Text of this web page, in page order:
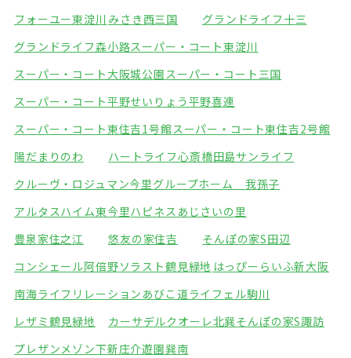
フォーユー東淀川 みさき西三国
グランドライフ十三
グランドライフ森小路スーパー・コート東淀川
スーパー・コート大阪城公園 スーパー・コート三国
スーパー・コート平野せいりょう平野喜連
スーパー・コート東住吉1号館スーパー・コート東住吉2号館
陽だまりのわ
ハートライフ心斎橋田島サンライフ
クルーヴ・ロジュマン今里 グループホーム 我孫子
アルタスハイム東今里ハピネスあじさいの里
豊泉家住之江
悠友の家住吉
そんぽの家S田辺
コンシェール阿倍野ソラスト鶴見緑地 はっぴーらいふ新大阪
南海ライフリレーションあびこ道ライフェル駒川
レザミ鶴見緑地
カーサデルクオーレ北巽そんぽの家S諏訪
プレザンメゾン下新庄介遊園巽南